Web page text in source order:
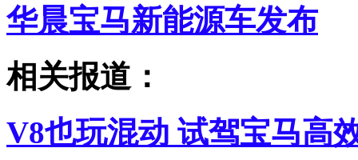
华晨宝马新能源车发布
相关报道：
V8也玩混动 试驾宝马高